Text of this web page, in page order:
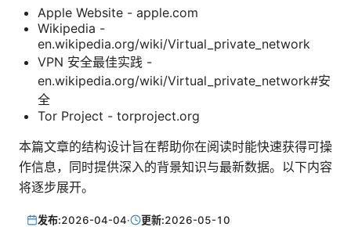
Apple Website - apple.com
Wikipedia -
en.wikipedia.org/wiki/Virtual_private_network
VPN 安全最佳实践 -
en.wikipedia.org/wiki/Virtual_private_network#安
全
Tor Project - torproject.org
本篇文章的结构设计旨在帮助你在阅读时能快速获得可操
作信息，同时提供深入的背景知识与最新数据。以下内容
将逐步展开。
发布:2026-04-04· 更新:2026-05-10